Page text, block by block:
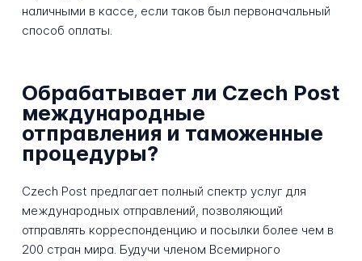
наличными в кассе, если таков был первоначальный
способ оплаты.
Обрабатывает ли Czech Post
международные
отправления и таможенные
процедуры?
Czech Post предлагает полный спектр услуг для
международных отправлений, позволяющий
отправлять корреспонденцию и посылки более чем в
200 стран мира. Будучи членом Всемирного